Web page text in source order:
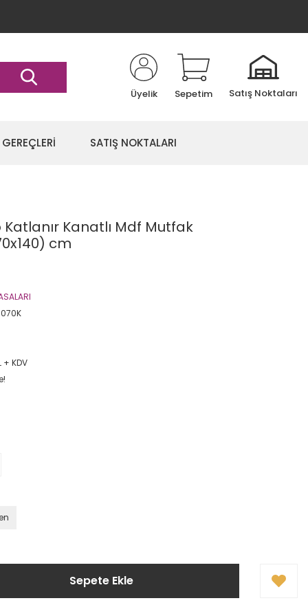
Üyelik Sepetim Satış Noktaları
SATIŞ NOKTALARI
Kanatlı Mdf Mutfak
cm
+ KDV
Sepete Ekle